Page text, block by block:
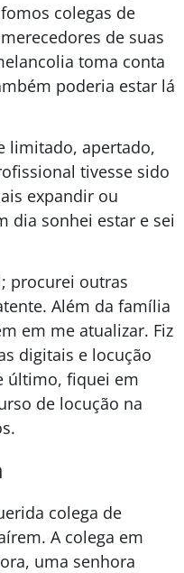
colegas de
de suas
toma conta
poderia estar lá
limitado, apertado,
tivesse sido
expandir ou
dia sonhei estar e sei
procurei outras
Além da família
em me atualizar. Fiz
digitais e locução
último, fiquei em
de locução na
colega de
A colega em
uma senhora